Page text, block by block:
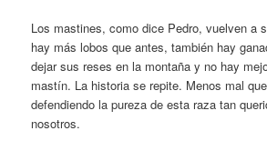
Los mastines, como dice Pedro, vuelven a
hay más lobos que antes, también hay
dejar sus reses en la montaña y no hay
mastín. La historia se repite. Menos mal
defendiendo la pureza de esta raza tan
nosotros.